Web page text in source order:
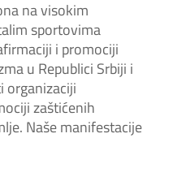
na visokim
sportovima
i promociji
u Republici Srbiji i
organizaciji
zaštićenih
Naše manifestacije